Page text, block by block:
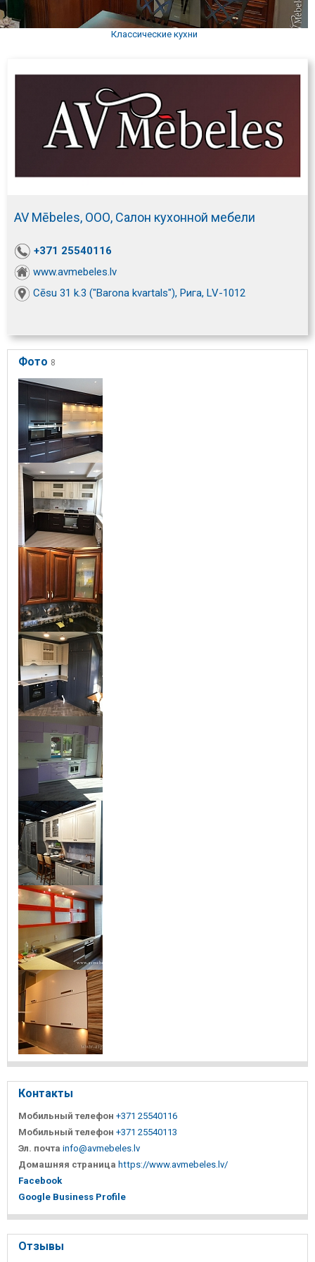
Классические кухни
AV Mēbeles, ООО, Салон кухонной мебели
+371 25540116
www.avmebeles.lv
Cēsu 31 k.3 ("Barona kvartals"), Рига, LV-1012
Фото 8
Контакты
Мобильный телефон +371 25540116
Мобильный телефон +371 25540113
Эл. почта info@avmebeles.lv
Домашняя страница https://www.avmebeles.lv/
Facebook
Google Business Profile
Отзывы